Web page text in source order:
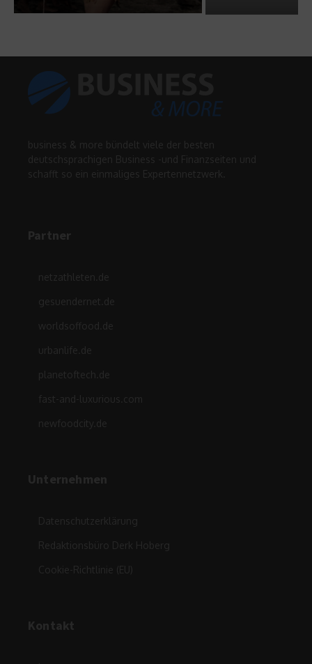
business & more bündelt viele der besten
deutschsprachigen Business -und Finanzseiten und
schafft so ein einmaliges Expertennetzwerk.
Partner
netzathleten.de
gesuendernet.de
worldsoffood.de
urbanlife.de
planetoftech.de
fast-and-luxurious.com
newfoodcity.de
Unternehmen
Datenschutzerklärung
Redaktionsbüro Derk Hoberg
Cookie-Richtlinie (EU)
Kontakt